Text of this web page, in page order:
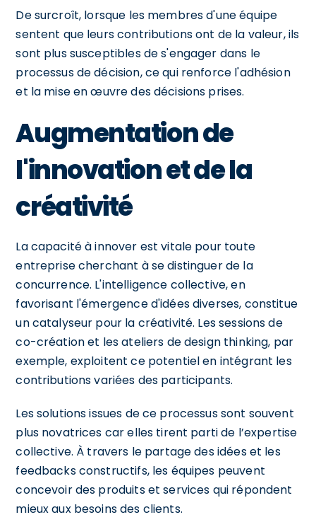
De surcroît, lorsque les membres d'une équipe
sentent que leurs contributions ont de la valeur, ils
sont plus susceptibles de s'engager dans le
processus de décision, ce qui renforce l'adhésion
et la mise en œuvre des décisions prises.
Augmentation de
l'innovation et de la
créativité
La capacité à innover est vitale pour toute
entreprise cherchant à se distinguer de la
concurrence. L'intelligence collective, en
favorisant l'émergence d'idées diverses, constitue
un catalyseur pour la créativité. Les sessions de
co-création et les ateliers de design thinking, par
exemple, exploitent ce potentiel en intégrant les
contributions variées des participants.
Les solutions issues de ce processus sont souvent
plus novatrices car elles tirent parti de l’expertise
collective. À travers le partage des idées et les
feedbacks constructifs, les équipes peuvent
concevoir des produits et services qui répondent
mieux aux besoins des clients.